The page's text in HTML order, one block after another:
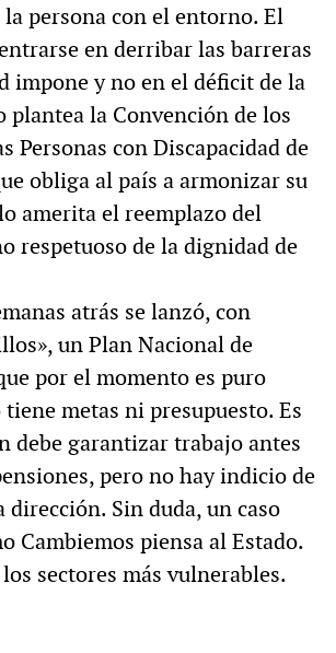
persona con el entorno. El
en derribar las barreras
impone y no en el déficit de la
plantea la Convención de los
Personas con Discapacidad de
obliga al país a armonizar su
amerita el reemplazo del
respetuoso de la dignidad de
atrás se lanzó, con
un Plan Nacional de
por el momento es puro
metas ni presupuesto. Es
debe garantizar trabajo antes
pero no hay indicio de
dirección. Sin duda, un caso
Cambiemos piensa al Estado.
sectores más vulnerables.